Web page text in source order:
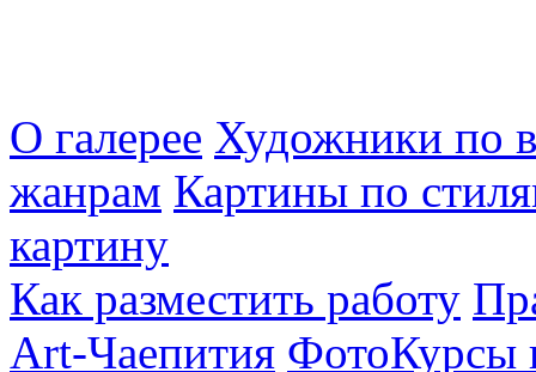
О галерее Художники по
жанрам Картины по
картину
Как разместить работу
Art-Чаепития ФотоКурсы